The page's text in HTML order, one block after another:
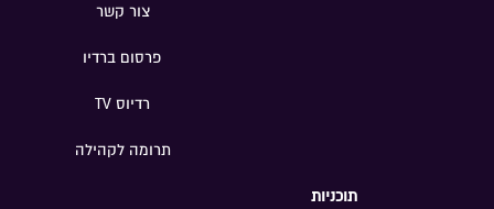
צור קשר
פרסום ברדיו
רדיוס TV
תרומה לקהילה
תוכניות